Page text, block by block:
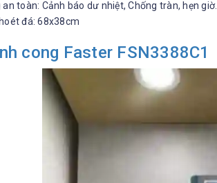
toàn: Cảnh báo dư nhiệt, Chống tràn, hẹn giờ…
đá: 68x38cm
cong Faster FSN3388C1